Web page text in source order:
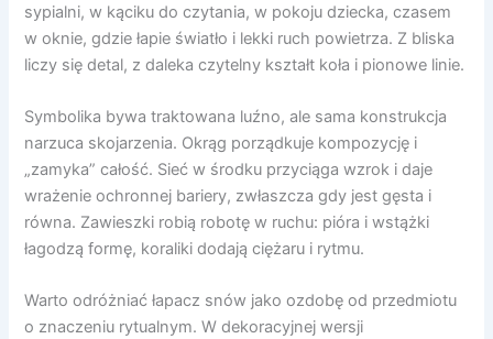
sypialni, w kąciku do czytania, w pokoju dziecka, czasem
w oknie, gdzie łapie światło i lekki ruch powietrza. Z bliska
liczy się detal, z daleka czytelny kształt koła i pionowe linie.
Symbolika bywa traktowana luźno, ale sama konstrukcja
narzuca skojarzenia. Okrąg porządkuje kompozycję i
„zamyka” całość. Sieć w środku przyciąga wzrok i daje
wrażenie ochronnej bariery, zwłaszcza gdy jest gęsta i
równa. Zawieszki robią robotę w ruchu: pióra i wstążki
łagodzą formę, koraliki dodają ciężaru i rytmu.
Warto odróżniać łapacz snów jako ozdobę od przedmiotu
o znaczeniu rytualnym. W dekoracyjnej wersji